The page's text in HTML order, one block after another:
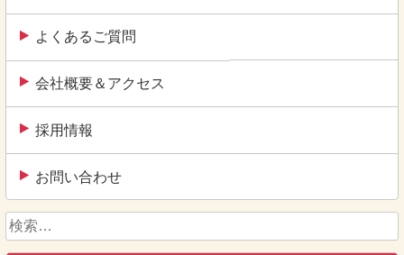
よくあるご質問
会社概要＆アクセス
採用情報
お問い合わせ
検
索: